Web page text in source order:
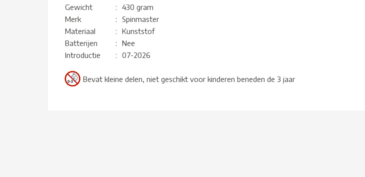
Gewicht
:
430 gram
Merk
:
Spinmaster
Materiaal
:
Kunststof
Batterijen
:
Nee
Introductie
: 07-2026
Bevat kleine delen, niet geschikt voor kinderen beneden de 3 jaar